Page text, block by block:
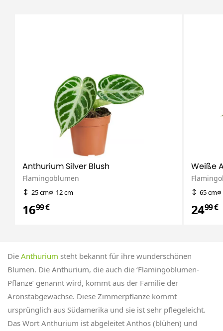
Anthurium Silver Blush
Flamingoblumen
25 cm 12 cm
1699 €
Weiße
65 cm
2499 €
Die Anthurium steht bekannt für ihre wunderschönen
Blumen. Die Anthurium, die auch die ‘Flamingoblumen-
Pflanze’ genannt wird, kommt aus der Familie der
Aronstabgewächse. Diese Zimmerpflanze kommt
ursprünglich aus Südamerika und sie ist sehr pflegeleicht.
Das Wort Anthurium ist abgeleitet Anthos (blühen) und